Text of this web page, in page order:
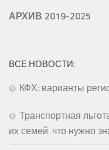
АРХИВ 2019-2025
ВСЕ НОВОСТИ:
КФХ: варианты
Транспортная
их семей: что нужно